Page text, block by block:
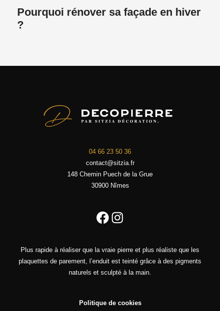
Pourquoi rénover sa façade en hiver
?
04 66 23 50 36
contact@sitzia.fr
148 Chemin Puech de la Grue
30900 Nîmes
Facebook
Instagram
Plus rapide à réaliser que la vraie pierre et plus réaliste que les
plaquettes de parement, l’enduit est teinté grâce à des pigments
naturels et sculpté à la main.
Politique de cookies